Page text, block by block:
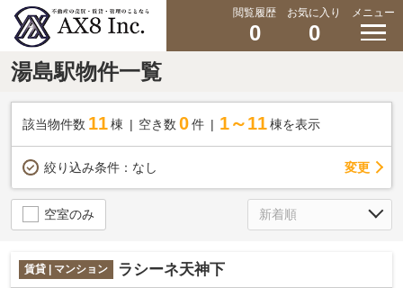
閲覧履歴
0
お気に入り
0
メニュー
湯島駅物件一覧
該当物件数 11棟 空き数 0 件 1～11 棟を表示
絞り込み条件： なし 変更
空室のみ
賃貸 | マンション ラシーネ天神下